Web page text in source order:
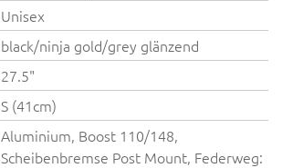
Unisex
black/ninja gold/grey glänzend
27.5"
S (41cm)
Aluminium, Boost 110/148,
Scheibenbremse Post Mount, Federweg: